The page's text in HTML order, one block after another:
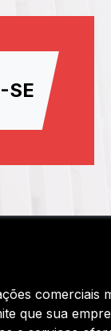
SE
comerciais
que sua